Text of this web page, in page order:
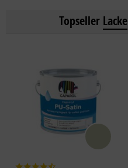
Topseller Lacke